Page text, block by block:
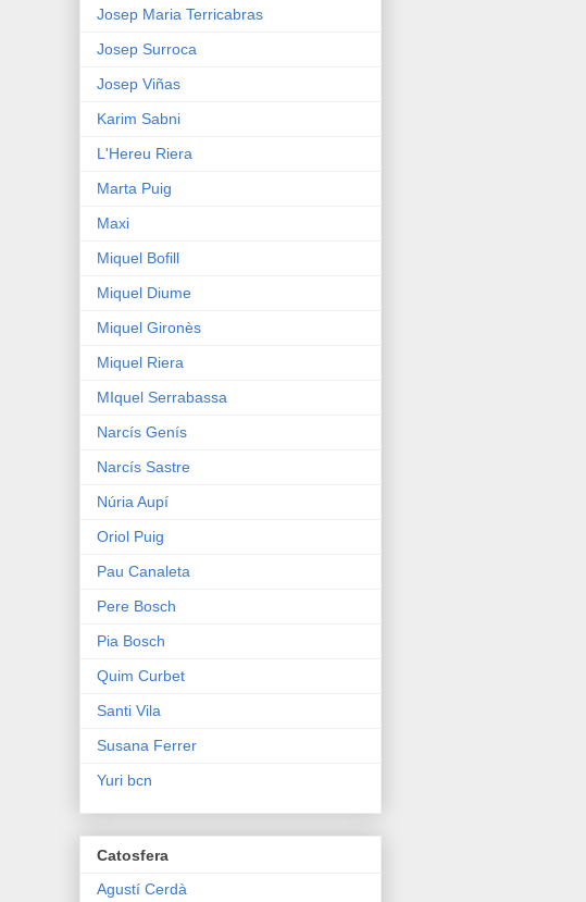
Josep Maria Terricabras
Josep Surroca
Josep Viñas
Karim Sabni
L'Hereu Riera
Marta Puig
Maxi
Miquel Bofill
Miquel Diume
Miquel Gironès
Miquel Riera
MIquel Serrabassa
Narcís Genís
Narcís Sastre
Núria Aupí
Oriol Puig
Pau Canaleta
Pere Bosch
Pia Bosch
Quim Curbet
Santi Vila
Susana Ferrer
Yuri bcn
Catosfera
Agustí Cerdà